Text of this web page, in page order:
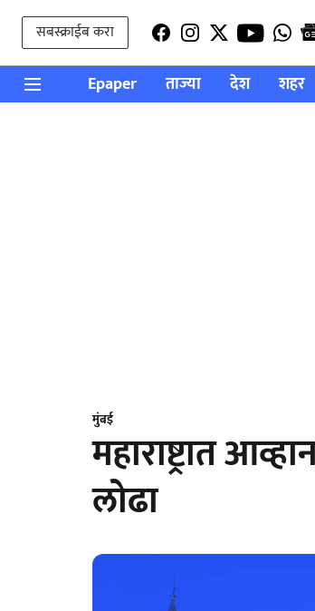
सबस्क्राईब करा
Epaper ताज्या देश शहर
मुंबई
महाराष्ट्रात
लोढा